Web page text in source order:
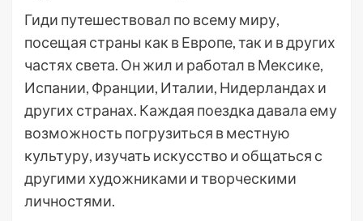
Гиди путешествовал по всему миру,
посещая страны как в Европе, так и в других
частях света. Он жил и работал в Мексике,
Испании, Франции, Италии, Нидерландах и
других странах. Каждая поездка давала ему
возможность погрузиться в местную
культуру, изучать искусство и общаться с
другими художниками и творческими
личностями.